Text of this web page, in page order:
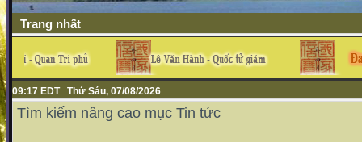
Trang nhất
09:17 EDT Thứ Sáu, 07/08/2026
Tìm kiếm nâng cao mục Tin tức